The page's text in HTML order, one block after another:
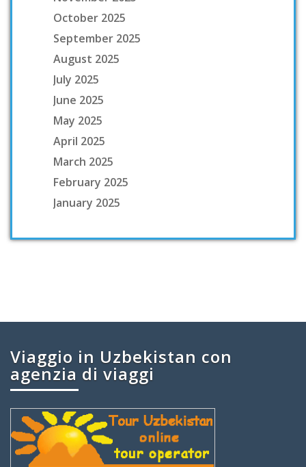
October 2025
September 2025
August 2025
July 2025
June 2025
May 2025
April 2025
March 2025
February 2025
January 2025
Viaggio in Uzbekistan con
agenzia di viaggi